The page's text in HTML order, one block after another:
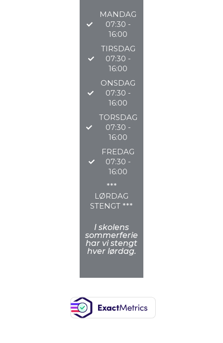
MANDAG
07:30 -
16:00
TIRSDAG
07:30 -
16:00
ONSDAG
07:30 -
16:00
TORSDAG
07:30 -
16:00
FREDAG
07:30 -
16:00
***
LØRDAG
STENGT ***
I skolens
sommerferie
har vi stengt
hver lørdag.